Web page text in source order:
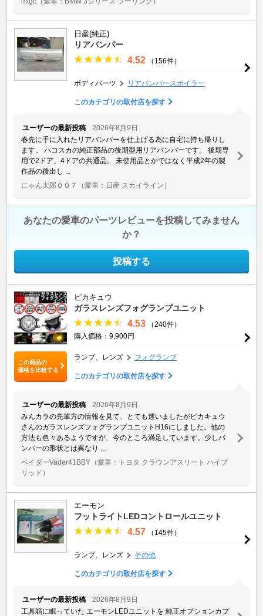
日産(純正)
リアバンパー
4.52 （156件）
ボディパーツ リアバンパースポイラー
このカテゴリの取付店を探す
ユーザーの最新投稿
2026年8月9日
春先に手に入れたリアバンパーを仕上げる為に自宅に持ち帰りし
ます。 ハコスカの純正部品の後期型用リアバンパーです。 後期専
用で2ドア、4ドアの共通品。 未使用品とかではなく平成2年の製
作品の後出し ...
にゃん太郎００７
（愛車：日産 スカイライン）
あなたの愛車のパーツレビューを投稿してみません
か？
投稿する
この商品の
価格を比較する
ピカキュウ
ガラスレンズフォグランプユニット
4.53
（240件）
購入価格：9,900円
ランプ、レンズ フォグランプ
このカテゴリの取付店を探す
ユーザーの最新投稿
2026年8月9日
みんカラの先輩方の情報を見て、とても迷いましたがピカキュウ
さんのガラスレンズフォグランプユニットH16にしました。他の
方法も色々あるようですが、今のところ満足しています。少しバ
ンパーの形状とは異なり ...
ベイダーVader41BBY （愛車：トヨタ クラウンアスリート ハイブ
リッド）
エーモン
フットライトLEDコントロールユニット
4.57 （145件）
ランプ、レンズ その他
このカテゴリの取付店を探す
ユーザーの最新投稿
2026年8月9日
工具箱に眠っていた エーモンLEDユニットを 純正オプションカプ